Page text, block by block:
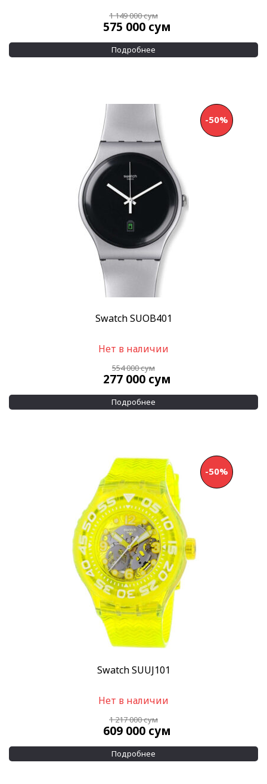
1 149 000сум
575 000 сум
Подробнее
Swatch SUOB401
-50%
Нет в наличии
554 000сум
277 000 сум
Подробнее
Swatch SUUJ101
-50%
Нет в наличии
1 217 000сум
609 000 сум
Подробнее